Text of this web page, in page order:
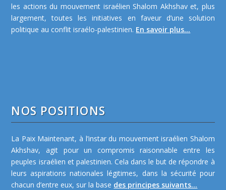
les actions du mouvement israélien Shalom Akhshav et, plus
largement, toutes les initiatives en faveur d’une solution
politique au conflit israélo-palestinien. En savoir plus...
NOS POSITIONS
La Paix Maintenant, à l’instar du mouvement israélien Shalom
Akhshav, agit pour un compromis raisonnable entre les
peuples israélien et palestinien. Cela dans le but de répondre à
leurs aspirations nationales légitimes, dans la sécurité pour
chacun d’entre eux, sur la base des principes suivants...